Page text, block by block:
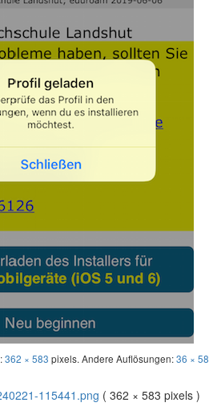
362 × 583 pixels. Andere Auflösungen:36 × 58
115441.png ( 362 × 583 pixels )